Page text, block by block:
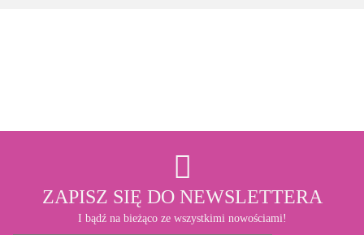
ZAPISZ SIĘ DO NEWSLETTERA
I bądź na bieżąco ze wszystkimi nowościami!